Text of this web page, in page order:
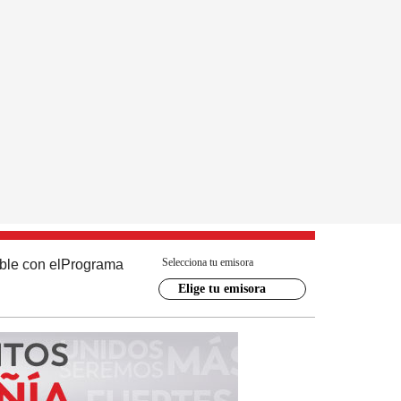
con el Programa Selecciona tu emisora
Elige tu emisora